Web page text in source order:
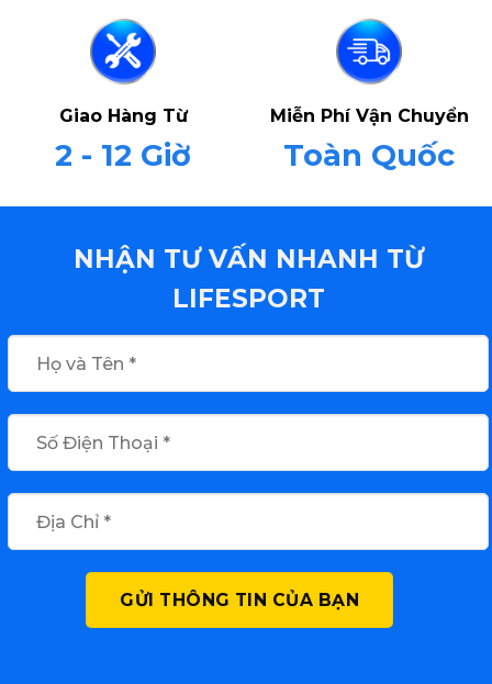
Giao Hàng Từ
2 - 12 Giờ
Miễn Phí Vận Chuyển
Toàn Quốc
NHẬN TƯ VẤN NHANH TỪ
LIFESPORT